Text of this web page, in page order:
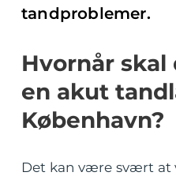
tandproblemer.
Hvornår
en akut
København?
Det kan være svært at